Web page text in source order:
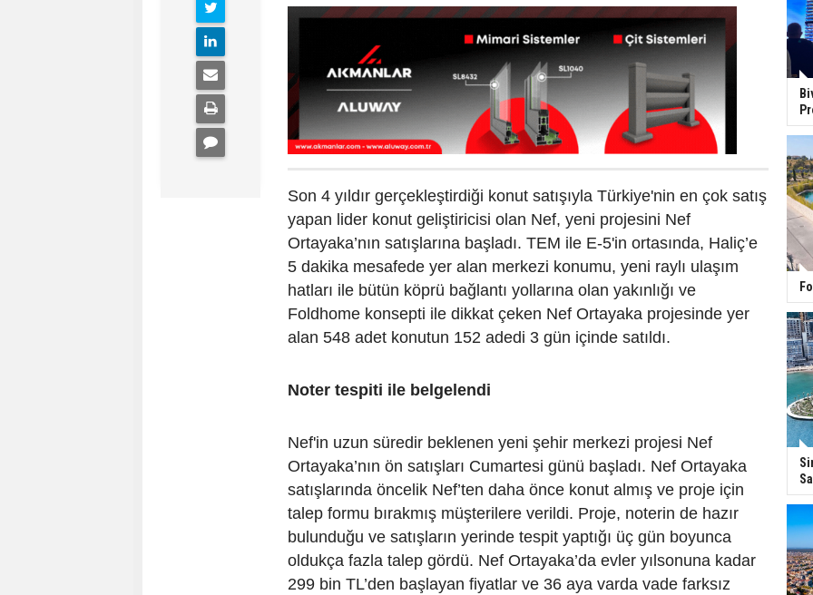
Son 4 yıldır gerçekleştirdiği konut satışıyla Türkiye'nin en çok satış
yapan lider konut geliştiricisi olan Nef, yeni projesini Nef
Ortayaka’nın satışlarına başladı. TEM ile E-5'in ortasında, Haliç’e
5 dakika mesafede yer alan merkezi konumu, yeni raylı ulaşım
hatları ile bütün köprü bağlantı yollarına olan yakınlığı ve
Foldhome konsepti ile dikkat çeken Nef Ortayaka projesinde yer
alan 548 adet konutun 152 adedi 3 gün içinde satıldı.
Noter tespiti ile belgelendi
Nef'in uzun süredir beklenen yeni şehir merkezi projesi Nef
Ortayaka’nın ön satışları Cumartesi günü başladı. Nef Ortayaka
satışlarında öncelik Nef’ten daha önce konut almış ve proje için
talep formu bırakmış müşterilere verildi. Proje, noterin de hazır
bulunduğu ve satışların yerinde tespit yaptığı üç gün boyunca
oldukça fazla talep gördü. Nef Ortayaka’da evler yılsonuna kadar
299 bin TL’den başlayan fiyatlar ve 36 aya varda vade farksız